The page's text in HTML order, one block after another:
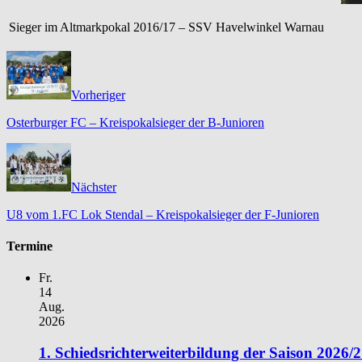
Sieger im Altmarkpokal 2016/17 – SSV Havelwinkel Warnau
Vorheriger
Osterburger FC – Kreispokalsieger der B-Junioren
Nächster
U8 vom 1.FC Lok Stendal – Kreispokalsieger der F-Junioren
Termine
Fr.
14
Aug.
2026
1. Schiedsrichterweiterbildung der Saison 2026/